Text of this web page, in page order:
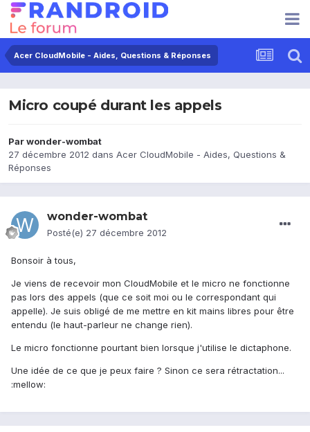
Acer CloudMobile - Aides, Questions & Réponses
Micro coupé durant les appels
Parwonder-wombat
27 décembre 2012 dans Acer CloudMobile - Aides, Questions &
Réponses
wonder-wombat
Posté(e) 27 décembre 2012
Bonsoir à tous,
Je viens de recevoir mon CloudMobile et le micro ne fonctionne
pas lors des appels (que ce soit moi ou le correspondant qui
appelle). Je suis obligé de me mettre en kit mains libres pour être
entendu (le haut-parleur ne change rien).
Le micro fonctionne pourtant bien lorsque j'utilise le dictaphone.
Une idée de ce que je peux faire ? Sinon ce sera rétractation...
:mellow: